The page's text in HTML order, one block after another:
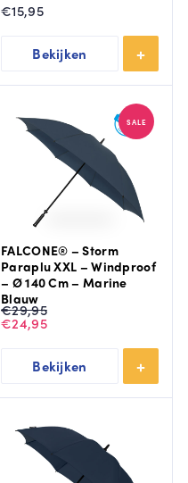
€15,95
Bekijken
SALE
FALCONE® – Storm
Paraplu XXL – Windproof
– Ø 140 Cm – Marine
Blauw
€29,95
Oorspronkelijke
prijs
was:
€24,95
Huidige
prijs
Bekijken